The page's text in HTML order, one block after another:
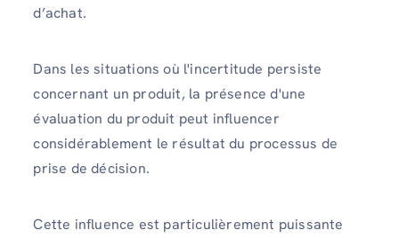
d’achat.
Dans les situations où l'incertitude persiste
concernant un produit, la présence d'une
évaluation du produit peut influencer
considérablement le résultat du processus de
prise de décision.
Cette influence est particulièrement puissante